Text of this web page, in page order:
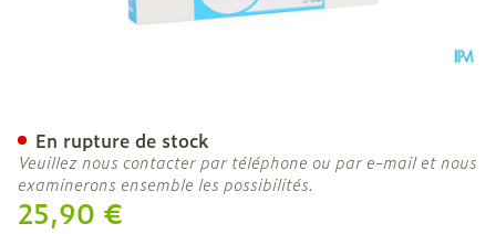
25,90 €
En rupture de stock
Veuillez nous contacter par téléphone ou par e-mail et nous
examinerons ensemble les possibilités.